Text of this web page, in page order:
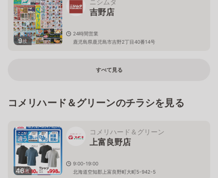
9枚
ニシムタ
吉野店
24時間営業
鹿児島県鹿児島市吉野2丁目40番14号
すべて見る
コメリハード＆グリーンのチラシを見る
46枚
コメリハード＆グリーン
上富良野店
9:00-19:00
北海道空知郡上富良野町大町5-942-5